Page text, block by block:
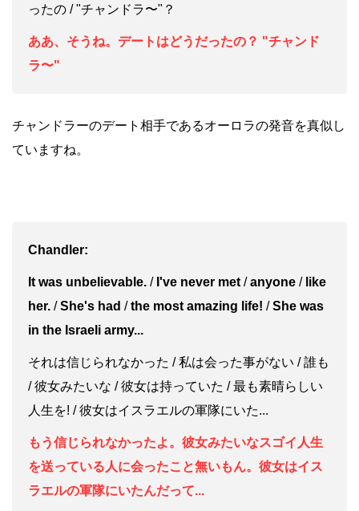
ったの / "チャンドラ〜"？
ああ、そうね。デートはどうだったの？ "チャンド
ラ〜"
チャンドラーのデート相手であるオーロラの発音を真似し
ていますね。
Chandler:
It was unbelievable. / I've never met/anyone / like
her. /She's had /the most amazing life! /She was
in the Israeli army...
それは信じられなかった / 私は会った事がない / 誰も
/ 彼女みたいな / 彼女は持っていた / 最も素晴らしい
人生を! / 彼女はイスラエルの軍隊にいた...
もう信じられなかったよ。彼女みたいなスゴイ人生
を送っている人に会ったこと無いもん。彼女はイス
ラエルの軍隊にいたんだって...